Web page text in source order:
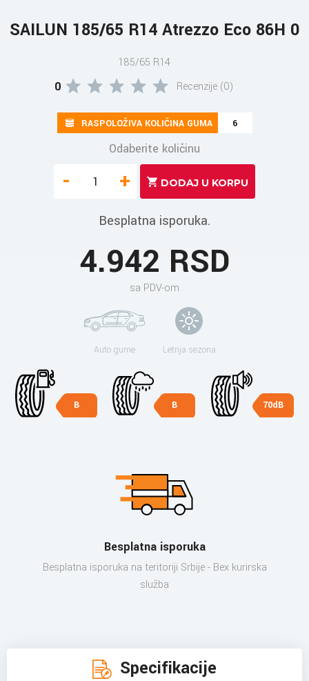
SAILUN 185/65 R14 Atrezzo Eco 86H 0
185/65 R14
0 Recenzije (0)
RASPOLOŽIVA KOLIČINA GUMA 6
Odaberite količinu
- +
Besplatna isporuka.
4.942 RSD
sa PDV-om
Auto gume Letnja sezona
B B 70dB
Besplatna isporuka
Besplatna isporuka na teritoriji Srbije - Bex kurirska
služba
Specifikacije